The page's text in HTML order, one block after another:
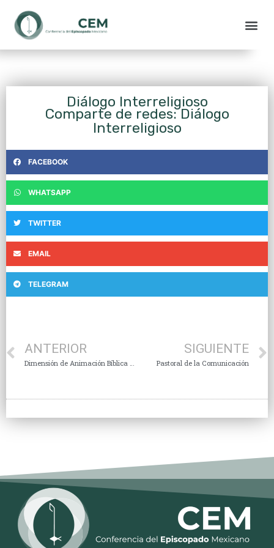
Diálogo Interreligioso
Comparte de redes: Diálogo
Interreligioso
FACEBOOK
WHATSAPP
TWITTER
EMAIL
TELEGRAM
ANTERIOR
Dimensión de Animación Bíblica de la Pastoral
SIGUIENTE
Pastoral de la Comunicación